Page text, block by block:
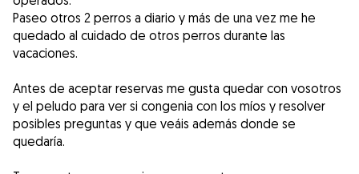
Paseo otros 2 perros a diario y más de una vez me he
quedado al cuidado de otros perros durante las
vacaciones.
Antes de aceptar reservas me gusta quedar con vosotros
y el peludo para ver si congenia con los míos y resolver
posibles preguntas y que veáis además donde se
quedaría.